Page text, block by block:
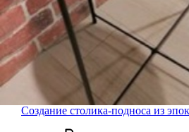
Создание столика-подноса из